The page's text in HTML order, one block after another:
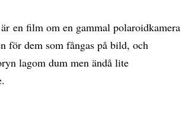
är en film om en gammal polaroidkamera
för dem som fångas på bild, och
lagom dum men ändå lite